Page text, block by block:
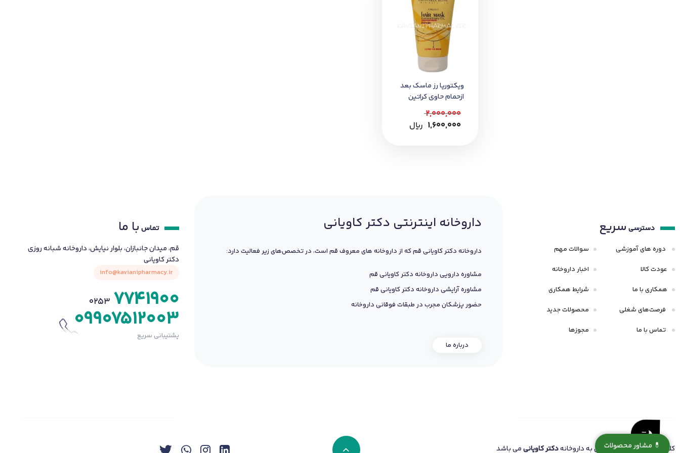
ویکتوریا رز ماسک بعد
ازحمام حاوی کراتین
آنجلو 150 میل
2,000,000
1,600,000 ﷼
دسترسی سریع
دوره های آموزشی
عودت کالا
همکاری با ما
فرصت‌های شغلی
تماس با ما
سوالات مهم
اخبار داروخانه
شرایط همکاری
محصولات جدید
مجوزها
داروخانه اینترنتی دکتر کاویانی
داروخانه دکتر کاویانی قم که از داروخانه های معروف قم است، در تخصص‌های زیر فعالیت دارد:
مشاوره دارویی داروخانه دکتر کاویانی قم
مشاوره آرایشی داروخانه دکتر کاویانی قم
حضور پزشکان مجرب در طبقات فوقانی داروخانه
درباره ما
تماس با ما
قم، میدان جانبازان، بلوار نیایش، داروخانه شبانه روزی
دکتر کاویانی
info@kavianipharmacy.ir
0253 7741900
09907512003
پشتیبانی سریع
کلیه حقوق این سایت متعلق به داروخانهدکتر کاویانیمی باشد 💊 مشاور محصولات